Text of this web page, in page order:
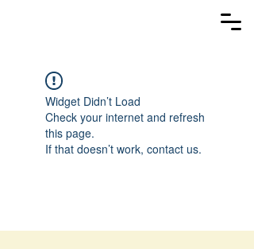
Widget Didn’t Load
Check your internet and refresh
this page.
If that doesn’t work, contact us.